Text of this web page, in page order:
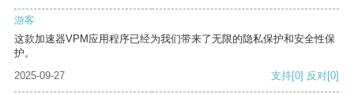
游客
这款加速器VPM应用程序已经为我们带来了无限的隐私保护和安全性保
护。
2025-09-27
支持[0] 反对[0]